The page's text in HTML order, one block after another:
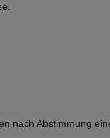
nach Abstimmung